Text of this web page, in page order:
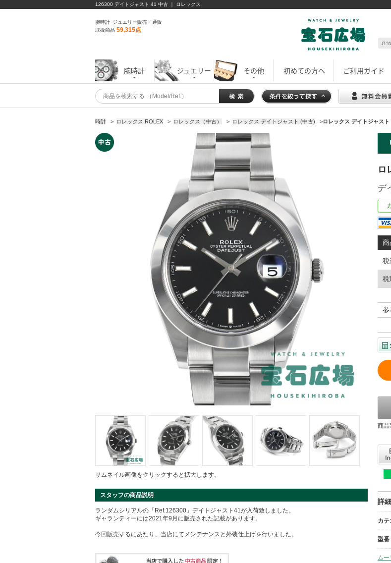
126300 デイトジャスト 41 中古 ｜ ロレックス
腕時計･ジュエリー販売・通販
取扱商品 59,315点
ภา
腕時計 ジュエリー その他 初めての方へ ご利用ガイド
時計 > ロレックス ROLEX > ロレックス（中古） > ロレックス デイトジャスト (中古) >ロレックス デイトジャスト
サムネイル画像をクリックすると拡大します。
スタッフの商品説明
ランダムシリアルの「Ref.126300」デイトジャスト41が入荷致しました。
ギャランティーには2021年9月に販売された記載があります。
今回販売するにあたり、当店にてメンテナンスと外装仕上げを行いました。
ロ
デ
商
税
税
参
商品
詳
カテ
型番
ムー